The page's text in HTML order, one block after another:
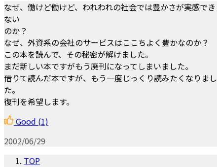
なぜ、働けど働けど、われわれの社会では豊かさが実感でき
ない
のか？
なぜ、外資系の会社のサービスはここちよく豊かなのか？
この本を読んで、その秘密が解けました。
まだ新しい本ですがもう廃刊になってしまいました。
借りて読んだ本ですが、もう一度じっくり読みたくなりまし
た。
復刊を希望します。
Good (1)
2002/06/29
TOP